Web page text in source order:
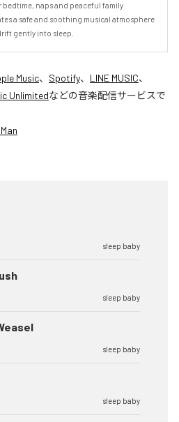
naps and peaceful family
a safe and soothing musical atmosphere
gently into sleep.
Music、 Spotify、 LINE MUSIC、
Unlimitedなどの音楽配信サービスで
sleep baby
sleep baby
sleep baby
sleep baby